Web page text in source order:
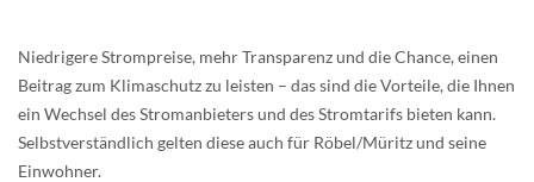
Niedrigere Strompreise, mehr Transparenz und die Chance, einen
Beitrag zum Klimaschutz zu leisten – das sind die Vorteile, die Ihnen
ein Wechsel des Stromanbieters und des Stromtarifs bieten kann.
Selbstverständlich gelten diese auch für Röbel/Müritz und seine
Einwohner.